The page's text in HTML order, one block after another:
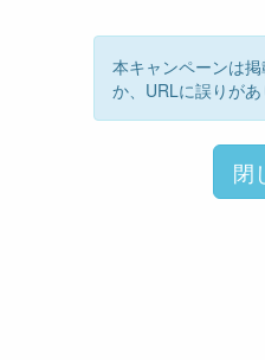
本キャンペーンは
か、URLに誤りがあ
閉